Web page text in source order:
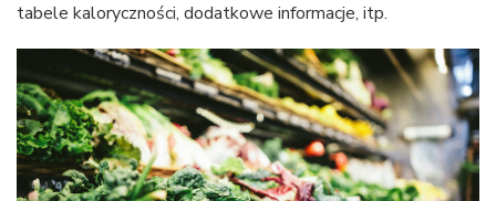
tabele kaloryczności, dodatkowe informacje, itp.